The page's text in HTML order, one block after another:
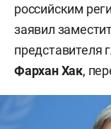
российским
заявил
представителя
Фархан Хак,